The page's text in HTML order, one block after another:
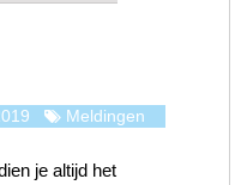
Meldingen
je altijd het